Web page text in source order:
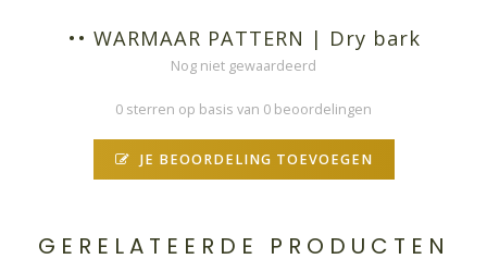
•• WARMAAR PATTERN | Dry bark
Nog niet gewaardeerd
0 sterren op basis van 0 beoordelingen
JE BEOORDELING TOEVOEGEN
GERELATEERDE PRODUCTEN